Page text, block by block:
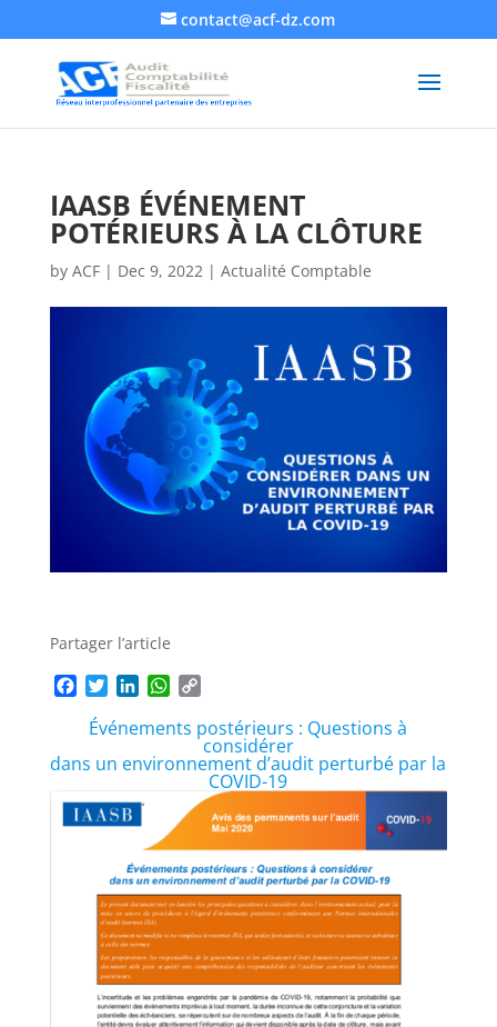
contact@acf-dz.com
IAASB ÉVÉNEMENT
POTÉRIEURS À LA CLÔTURE
by ACF| Dec 9, 2022| Actualité Comptable
Partager l’article
b
o
o
i
t
e
r
n
e
d
n
W
a
s
p
p
p
y
L
i
n
Événements postérieurs : Questions à
considérer
dans un environnement d’audit perturbé par la
COVID-19